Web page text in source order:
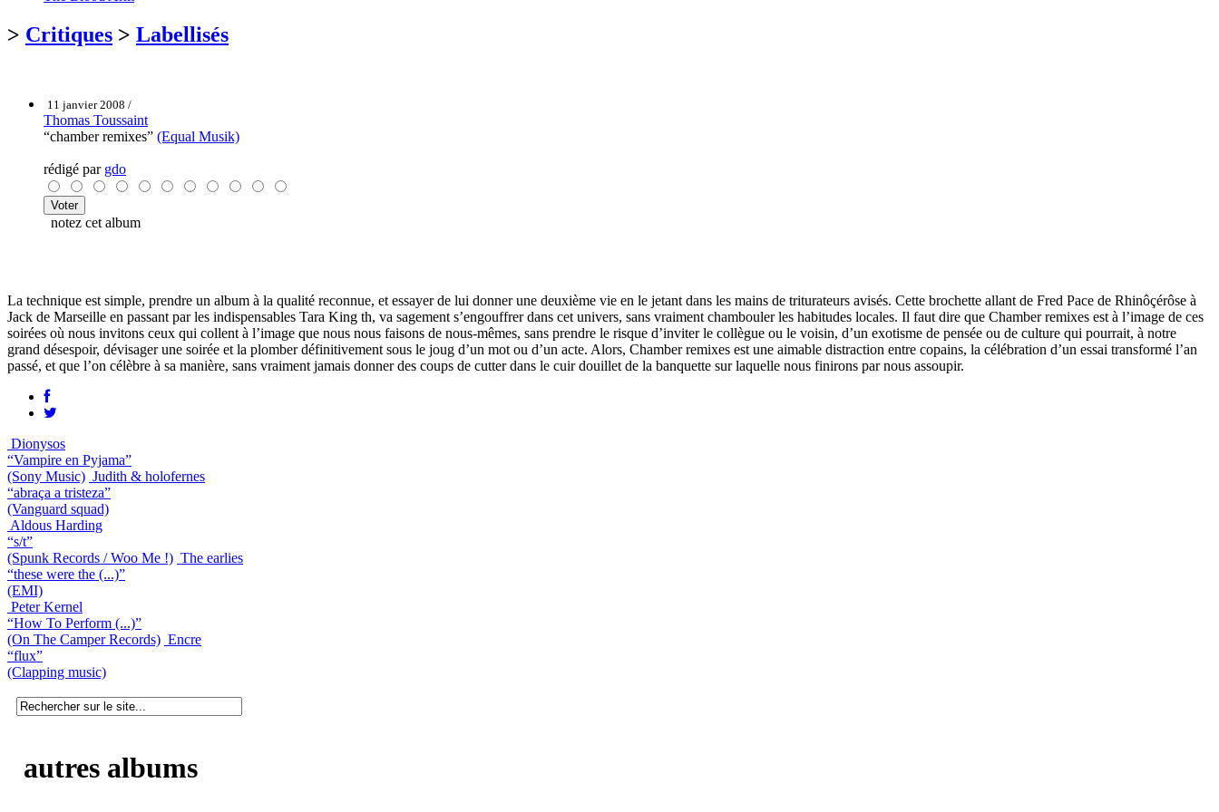
> Critiques > Labellisés
11 janvier 2008 /
Thomas Toussaint
“chamber remixes” (Equal Musik)
rédigé par gdo
notez cet album
La technique est simple, prendre un album à la qualité reconnue, et essayer de lui donner une deuxième vie en le jetant dans les mains de triturateurs avisés. Cette brochette allant de Fred Pace de Rhinôçérôse à
Jack de Marseille en passant par les indispensables Tara King th, va sagement s’engouffrer dans cet univers, sans vraiment chambouler les habitudes locales. Il faut dire que Chamber remixes est à l’image de ces
soirées où nous invitons ceux qui collent à l’image que nous nous faisons de nous-mêmes, sans prendre le risque d’inviter le collègue ou le voisin, d’un exotisme de pensée ou de culture qui pourrait, à notre
grand désespoir, dévisager une soirée et la plomber définitivement sous le joug d’un mot ou d’un acte. Alors, Chamber remixes est une aimable distraction entre copains, la célébration d’un essai transformé l’an
passé, et que l’on célèbre à sa manière, sans vraiment jamais donner des coups de cutter dans le cuir douillet de la banquette sur laquelle nous finirons par nous assoupir.
Dionysos
“Vampire en Pyjama”
(Sony Music) Judith & holofernes
“abraça a tristeza”
(Vanguard squad)
Aldous Harding
“s/t”
(Spunk Records / Woo Me !) The earlies
“these were the (...)”
(EMI)
Peter Kernel
“How To Perform (...)”
(On The Camper Records) Encre
“flux”
(Clapping music)
autres albums